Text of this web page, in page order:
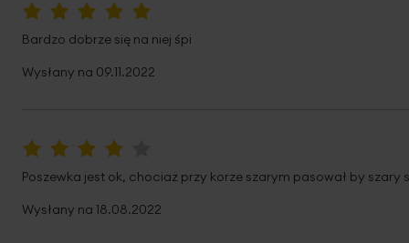
Bardzo dobrze się na niej śpi
Wysłany na 09.11.2022
Poszewka jest ok, chociaż przy korze szarym pasował by szary
Wysłany na 18.08.2022